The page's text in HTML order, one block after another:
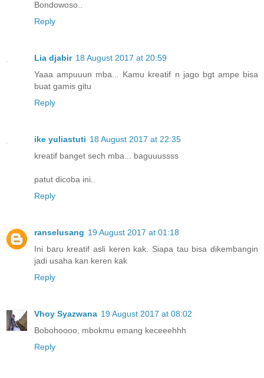
Bondowoso..
Reply
Lia djabir 18 August 2017 at 20:59
Yaaa ampuuun mba... Kamu kreatif n jago bgt ampe bisa
buat gamis gitu
Reply
ike yuliastuti 18 August 2017 at 22:35
kreatif banget sech mba... baguuussss
patut dicoba ini..
Reply
ranselusang 19 August 2017 at 01:18
Ini baru kreatif asli keren kak. Siapa tau bisa dikembangin
jadi usaha kan keren kak
Reply
Vhoy Syazwana 19 August 2017 at 08:02
Bobohoooo, mbokmu emang keceeehhh
Reply